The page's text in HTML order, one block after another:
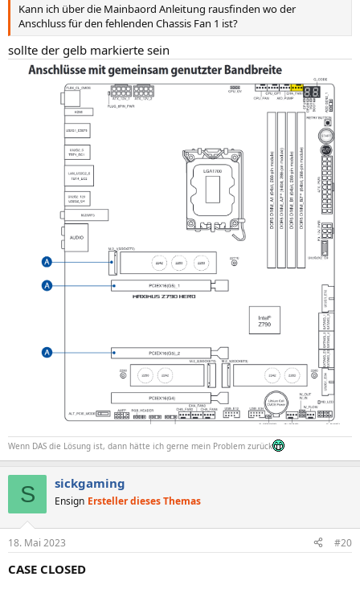
Kann ich über die Mainbaord Anleitung rausfinden wo der
Anschluss für den fehlenden Chassis Fan 1 ist?
sollte der gelb markierte sein
Wenn DAS die Lösung ist, dann hätte ich gerne mein Problem zurück
S sickgaming
Ensign Ersteller dieses Themas
18. Mai 2023 #20
CASE CLOSED